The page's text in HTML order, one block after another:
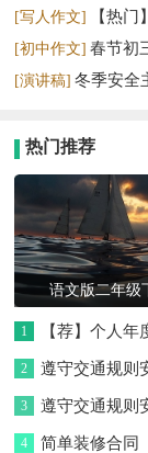
[写人作文] 【热
[初中作文] 春节初
[演讲稿] 冬季安全
热门推荐
语文版二年级
1 【荐】个人年
2 遵守交通规则
3 遵守交通规则
4 简单装修合同